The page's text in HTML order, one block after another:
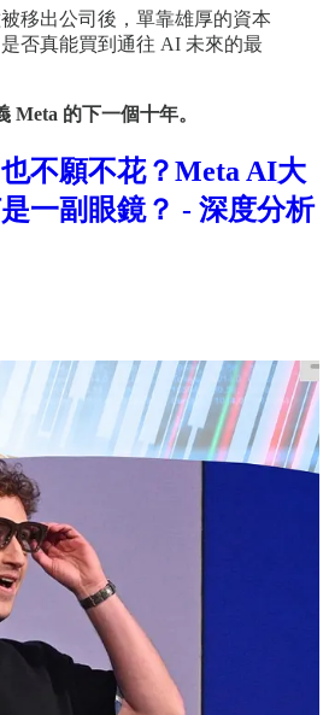
移出公司後，單靠雄厚的資本
否真能買到通往 AI 未來的最
Meta 的下一個十年。
不願不花？Meta AI大
一副眼鏡？ - 深度分析